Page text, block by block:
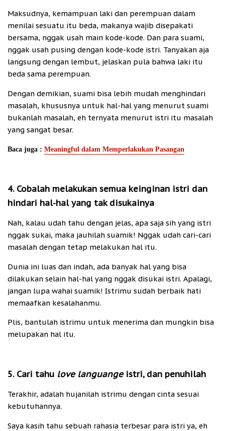
Maksudnya, kemampuan laki dan perempuan dalam
menilai sesuatu itu beda, makanya wajib disepakati
bersama, nggak usah main kode-kode. Dan para suami,
nggak usah pusing dengan kode-kode istri. Tanyakan aja
langsung dengan lembut, jelaskan pula bahwa laki itu
beda sama perempuan.
Dengan demikian, suami bisa lebih mudah menghindari
masalah, khususnya untuk hal-hal yang menurut suami
bukanlah masalah, eh ternyata menurut istri itu masalah
yang sangat besar.
Baca juga : Meaningful dalam Memperlakukan Pasangan
4. Cobalah melakukan semua keinginan istri dan
hindari hal-hal yang tak disukainya
Nah, kalau udah tahu dengan jelas, apa saja sih yang istri
nggak sukai, maka jauhilah suamik! Nggak udah cari-cari
masalah dengan tetap melakukan hal itu.
Dunia ini luas dan indah, ada banyak hal yang bisa
dilakukan selain hal-hal yang nggak disukai istri. Apalagi,
jangan lupa wahai suamik! Istrimu sudah berbaik hati
memaafkan kesalahanmu.
Plis, bantulah istrimu untuk menerima dan mungkin bisa
melupakan hal itu.
5. Cari tahu love languangeistri, dan penuhilah
Terakhir, adalah hujanilah istrimu dengan cinta sesuai
kebutuhannya.
Saya kasih tahu sebuah rahasia terbesar para istri ya, eh